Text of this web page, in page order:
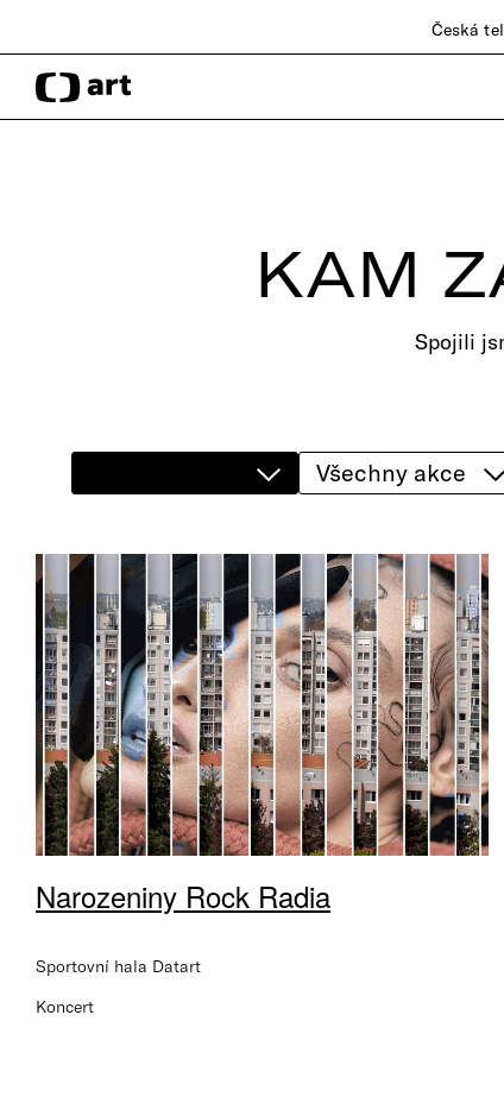
Česká
KAM
Spojili
Všechny akce
Narozeniny Rock Radia
Sportovní hala Datart
Koncert